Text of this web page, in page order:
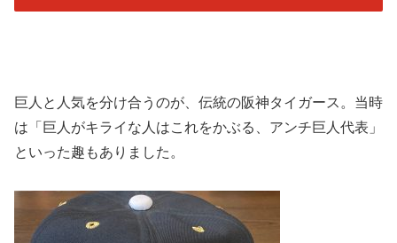
巨人と人気を分け合うのが、伝統の阪神タイガース。当時
は「 巨人がキライな人はこれをかぶる、アンチ巨人代表」
といった趣もありました。